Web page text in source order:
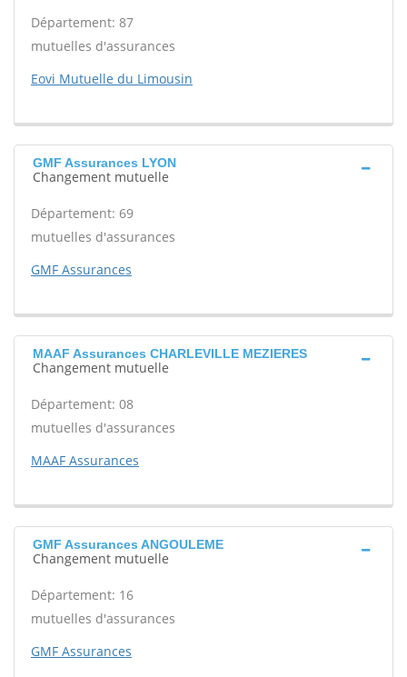
Département: 87
mutuelles d'assurances
Eovi Mutuelle du Limousin
GMF Assurances LYON
Changement mutuelle
Département: 69
mutuelles d'assurances
GMF Assurances
MAAF Assurances CHARLEVILLE MEZIERES
Changement mutuelle
Département: 08
mutuelles d'assurances
MAAF Assurances
GMF Assurances ANGOULEME
Changement mutuelle
Département: 16
mutuelles d'assurances
GMF Assurances